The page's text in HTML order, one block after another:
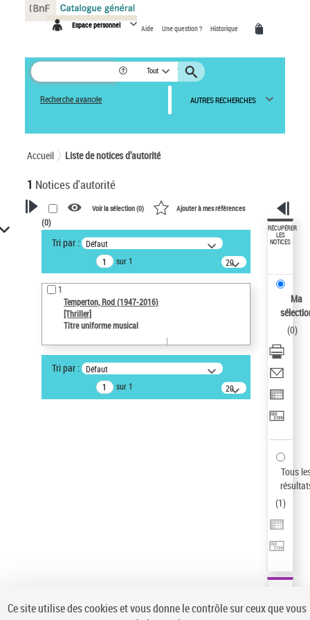
Espace personnel Aide Une question ? Historique
Tout
Recherche avancée AUTRES RECHERCHES
Accueil Liste de notices d’autorité
1 Notices d'autorité
VOTRE RECHERCHE
Recherche avancée dans les
notices d’autorité
Œuvres liées à l'auteur :
Temperton, Rod (1947-2016)
Auteur d’œuvre
Type de notice d'autorité
Œuvre
Pays
Pays
Voir la sélection (0) Ajouter à mes références
(0)
Tri par : Défaut
sur 1
20
résultats/page
1
Temperton, Rod (1947-2016)
[Thriller]
Titre uniforme musical
Tri par : Défaut
sur 1
20
résultats/page
RÉCUPÉRER
LES
NOTICES
Ma
(0)
Tous
(1)
Panneau de gestion des cookies
Ce site utilise des cookies et vous donne le contrôle sur ceux que vous